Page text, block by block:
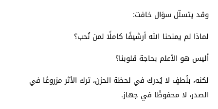
وقد يتسلّل سؤال خافت:
لماذا لم يمنحنا الله أرشيفًا كاملًا لمن نُحب؟
أليس هو الأعلم بحاجة قلوبنا؟
لكنه، بلُطفٍ لا يُدرك في لحظة الحزن، ترك الأثر مزروعًا في
الصدر، لا محفوظًا في جهاز.